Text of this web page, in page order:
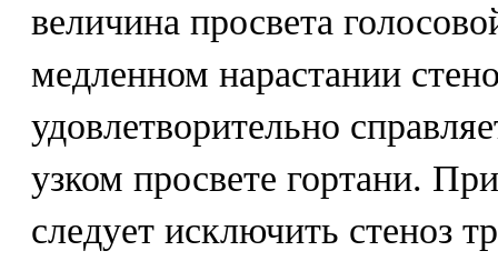
величина просвета
медленном нарастании
удовлетворительно
узком просвете гортани.
следует исключить стеноз